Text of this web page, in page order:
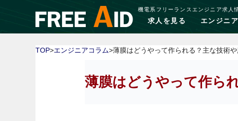
機電系フリーランスエンジニア求人
求人を見る エンジニ
TOP>エンジニアコラム>薄膜はどうやって作られる？主な技術や
薄膜はどうやって作ら